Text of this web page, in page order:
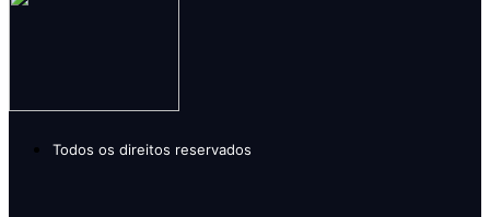
Todos os direitos reservados